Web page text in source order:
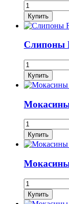
Слипоны
Мокасины
Мокасины